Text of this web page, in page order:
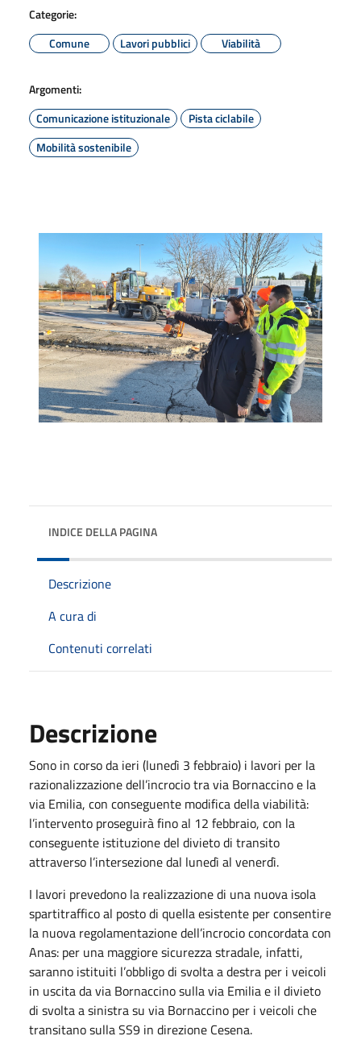
Categorie:
Comune
Lavori pubblici Viabilità
Argomenti:
Comunicazione istituzionale
Pista ciclabile
Mobilità sostenibile
INDICE DELLA PAGINA
Descrizione
A cura di
Contenuti correlati
Descrizione
Sono in corso da ieri (lunedì 3 febbraio) i lavori per la
razionalizzazione dell’incrocio tra via Bornaccino e la
via Emilia, con conseguente modifica della viabilità:
l’intervento proseguirà fino al 12 febbraio, con la
conseguente istituzione del divieto di transito
attraverso l’intersezione dal lunedì al venerdì.
I lavori prevedono la realizzazione di una nuova isola
spartitraffico al posto di quella esistente per consentire
la nuova regolamentazione dell’incrocio concordata con
Anas: per una maggiore sicurezza stradale, infatti,
saranno istituiti l’obbligo di svolta a destra per i veicoli
in uscita da via Bornaccino sulla via Emilia e il divieto
di svolta a sinistra su via Bornaccino per i veicoli che
transitano sulla SS9 in direzione Cesena.